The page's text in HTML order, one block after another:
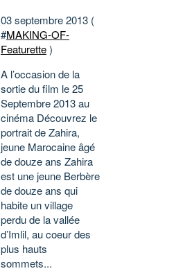
03 septembre 2013 (
#MAKING-OF-
Featurette)
A l’occasion de la
sortie du film le 25
Septembre 2013 au
cinéma Découvrez le
portrait de Zahira,
jeune Marocaine âgé
de douze ans Zahira
est une jeune Berbère
de douze ans qui
habite un village
perdu de la vallée
d’Imlil, au coeur des
plus hauts
sommets...